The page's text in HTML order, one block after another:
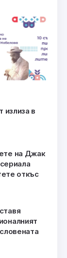
излиза в
на Джак
откъс